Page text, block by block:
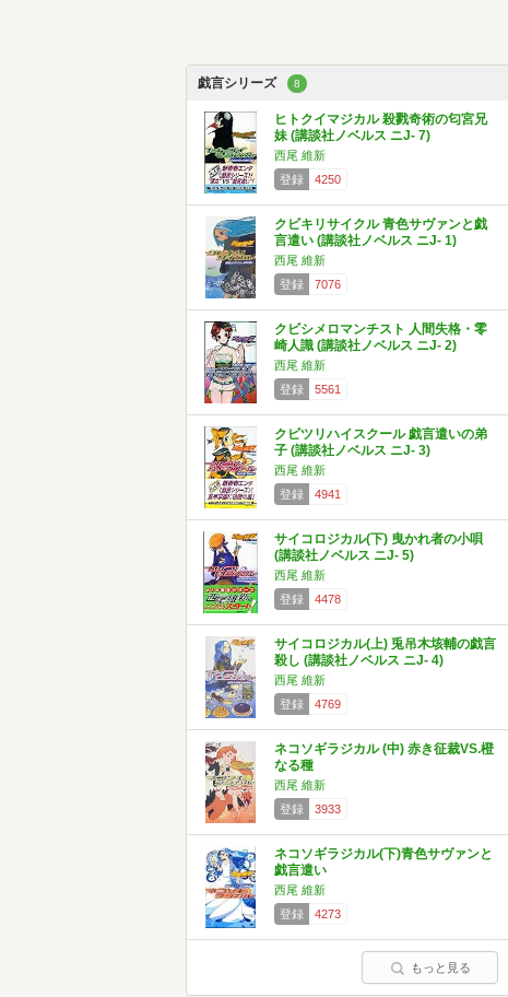
戯言シリーズ 8
ヒトクイマジカル 殺戮奇術の匂宮兄
妹 (講談社ノベルス ニJ- 7)
西尾 維新
登録
4250
クビキリサイクル 青色サヴァンと戯
言遣い (講談社ノベルス ニJ- 1)
西尾 維新
登録
7076
クビシメロマンチスト 人間失格・零
崎人識 (講談社ノベルス ニJ- 2)
西尾 維新
登録
5561
クビツリハイスクール 戯言遣いの弟
子 (講談社ノベルス ニJ- 3)
西尾 維新
登録
4941
サイコロジカル(下) 曳かれ者の小唄
(講談社ノベルス ニJ- 5)
西尾 維新
登録
4478
サイコロジカル(上) 兎吊木垓輔の戯言
殺し (講談社ノベルス ニJ- 4)
西尾 維新
登録
4769
ネコソギラジカル (中) 赤き征裁VS.橙
なる種
西尾 維新
登録
3933
ネコソギラジカル(下)青色サヴァンと
戯言遣い
西尾 維新
登録
4273
もっと見る